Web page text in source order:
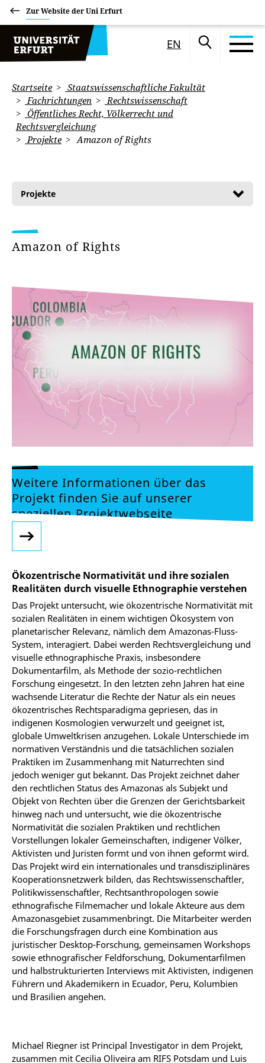
Zur Website der Uni Erfurt
EN
Startseite
Staatswissenschaftliche Fakultät
Fachrichtungen
Rechtswissenschaft
Öffentliches Recht, Völkerrecht und
Rechtsvergleichung
Projekte
Amazon of Rights
Projekte
Amazon of Rights
Weitere Informationen über das
Projekt finden Sie auf unserer
speziellen Projektwebseite
Ökozentrische Normativität und ihre sozialen
Realitäten durch visuelle Ethnographie verstehen
Das Projekt untersucht, wie ökozentrische Normativität mit
sozialen Realitäten in einem wichtigen Ökosystem von
planetarischer Relevanz, nämlich dem Amazonas-Fluss-
System, interagiert. Dabei werden Rechtsvergleichung und
visuelle ethnographische Praxis, insbesondere
Dokumentarfilm, als Methode der sozio-rechtlichen
Forschung eingesetzt. In den letzten zehn Jahren hat eine
wachsende Literatur die Rechte der Natur als ein neues
ökozentrisches Rechtsparadigma gepriesen, das in
indigenen Kosmologien verwurzelt und geeignet ist,
globale Umweltkrisen anzugehen. Lokale Unterschiede im
normativen Verständnis und die tatsächlichen sozialen
Praktiken im Zusammenhang mit Naturrechten sind
jedoch weniger gut bekannt. Das Projekt zeichnet daher
den rechtlichen Status des Amazonas als Subjekt und
Objekt von Rechten über die Grenzen der Gerichtsbarkeit
hinweg nach und untersucht, wie die ökozentrische
Normativität die sozialen Praktiken und rechtlichen
Vorstellungen lokaler Gemeinschaften, indigener Völker,
Aktivisten und Juristen formt und von ihnen geformt wird.
Das Projekt wird ein internationales und transdisziplinäres
Kooperationsnetzwerk bilden, das Rechtswissenschaftler,
Politikwissenschaftler, Rechtsanthropologen sowie
ethnografische Filmemacher und lokale Akteure aus dem
Amazonasgebiet zusammenbringt. Die Mitarbeiter werden
die Forschungsfragen durch eine Kombination aus
juristischer Desktop-Forschung, gemeinsamen Workshops
sowie ethnografischer Feldforschung, Dokumentarfilmen
und halbstrukturierten Interviews mit Aktivisten, indigenen
Führern und Akademikern in Ecuador, Peru, Kolumbien
und Brasilien angehen.
Michael Riegner ist Principal Investigator in dem Projekt,
zusammen mit Cecilia Oliveira am RIFS Potsdam und Luis